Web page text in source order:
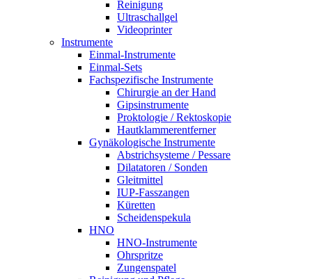
Reinigung
Ultraschallgel
Videoprinter
Instrumente
Einmal-Instrumente
Einmal-Sets
Fachspezifische Instrumente
Chirurgie an der Hand
Gipsinstrumente
Proktologie / Rektoskopie
Hautklammerentferner
Gynäkologische Instrumente
Abstrichsysteme / Pessare
Dilatatoren / Sonden
Gleitmittel
IUP-Fasszangen
Küretten
Scheidenspekula
HNO
HNO-Instrumente
Ohrspritze
Zungenspatel